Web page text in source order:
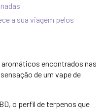
a sua viagem pelos
encontrados nas
de um vape de
o perfil de terpenos que